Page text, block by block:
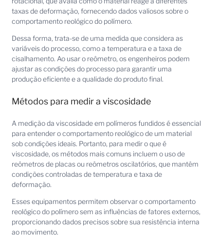
taxas de deformação, fornecendo dados valiosos sobre o
comportamento reológico do polímero.
Dessa forma, trata-se de uma medida que considera as
variáveis do processo, como a temperatura e a taxa de
cisalhamento. Ao usar o reômetro, os engenheiros podem
ajustar as condições do processo para garantir uma
produção eficiente e a qualidade do produto final.
Métodos para medir a viscosidade
A medição da viscosidade em polímeros fundidos é essencial
para entender o comportamento reológico de um material
sob condições ideais. Portanto, para medir o que é
viscosidade, os métodos mais comuns incluem o uso de
reômetros de placas ou reômetros oscilatórios, que mantêm
condições controladas de temperatura e taxa de
deformação.
Esses equipamentos permitem observar o comportamento
reológico do polímero sem as influências de fatores externos,
proporcionando dados precisos sobre sua resistência interna
ao movimento.